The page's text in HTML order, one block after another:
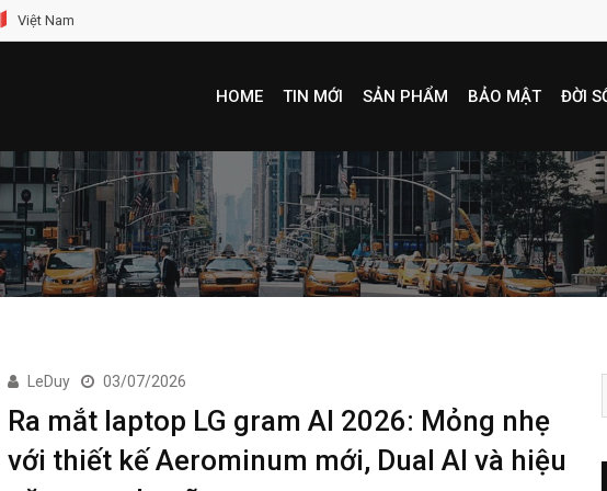
Việt Nam
HOME TIN MỚI SẢN PHẨM BẢO MẬT ĐỜI
LeDuy 03/07/2026
Ra mắt laptop LG gram AI 2026: Mỏng nhẹ
với thiết kế Aerominum mới, Dual AI và hiệu